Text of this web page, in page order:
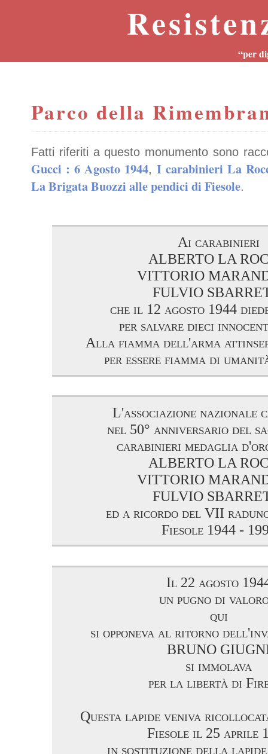
“per
Parco della
Fatti riferiti a questo monumento sono
Gucci : 6 Agosto 1944,I carabinieri La
La Brigata Buozzi alle pendici di Fiesole.
Ai carabinieri
ALBERTO LA
VITTORIO
FULVIO
che il 12 agosto 1944
per salvare dieci
Alla fiamma dell'arma
per essere fiamma di
L'associazione nazionale
nel 50° anniversario del
carabinieri medaglia
ALBERTO LA
VITTORIO
FULVIO
ed a ricordo del VII
Fiesole 1944 -
Il 22 agosto
un pugno di
qui
si opponeva al ritorno
BRUNO
si immolava
per la libertà di
Questa lapide veniva
Fiesole il 25 aprile
in sostituzione della